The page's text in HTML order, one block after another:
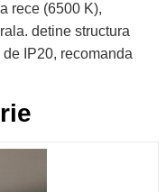
rece (6500 K),
detine structura
IP20, recomanda